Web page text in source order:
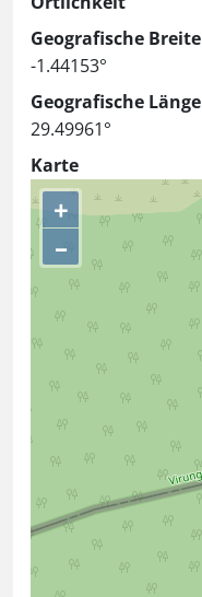
Geografische Breite
-1.44153°
Geografische Länge
29.49961°
Karte
+
–